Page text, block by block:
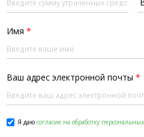
Имя *
Ваш адрес электронной почты *
Я даю согласие на обработку